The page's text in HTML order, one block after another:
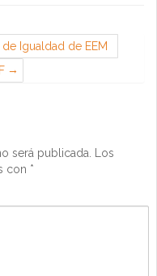
Igualdad de EEM
será publicada.
Los
con *